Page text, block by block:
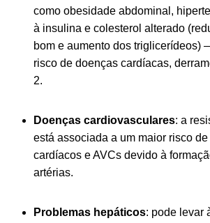
como obesidade abdominal,
à insulina e colesterol alterado
bom e aumento dos triglicerídeos)
risco de doenças cardíacas,
2.
Doenças cardiovasculares: a
está associada a um maior risco
cardíacos e AVCs devido à
artérias.
Problemas hepáticos: pode levar